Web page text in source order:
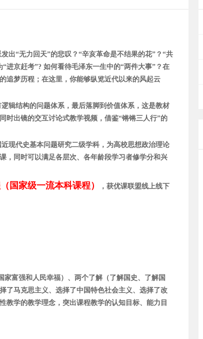
出“无力回天”的悲叹？“辛亥革命是不结果的花”？“共
进京赶考”? 如何看待毛泽东一生中的“两件大事”？在
追梦历程；在这里，你能够纵览近代以来的风起云
辑结构的问题体系，最后落脚到价值体系，这是教材
时出镜的交互讨论式教学视频，借鉴“锵锵三人行”的
现代史基本问题研究二级学科，为高校思想政治理论
，同时可以满足各层次、各年龄段学习者修学分和兴
国家级一流本科课程）
，获优课联盟线上线下
富强和人民幸福）、两个了解（了解国史、了解国
了马克思主义、选择了中国特色社会主义、选择了改
教学的教学理念，突出课程教学的认知目标、能力目